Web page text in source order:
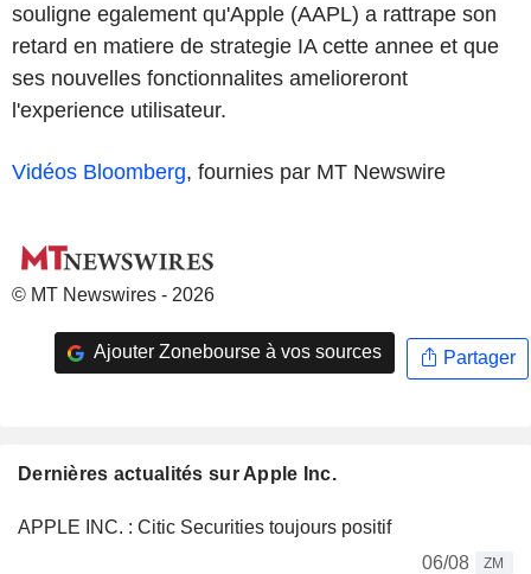
souligne egalement qu'Apple (AAPL) a rattrape son
retard en matiere de strategie IA cette annee et que
ses nouvelles fonctionnalites amelioreront
l'experience utilisateur.
Vidéos Bloomberg, fournies par MT Newswire
© MT Newswires - 2026
Ajouter Zonebourse à vos sources Partager
Dernières actualités sur Apple Inc.
APPLE INC. : Citic Securities toujours positif
06/08
ZM